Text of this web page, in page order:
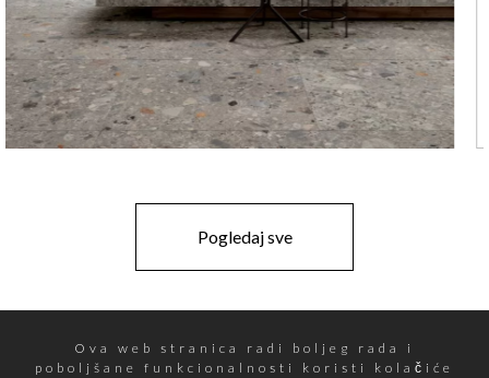
Pogledaj sve
Ova web stranica radi boljeg rada i
poboljšane funkcionalnosti koristi kolačiće